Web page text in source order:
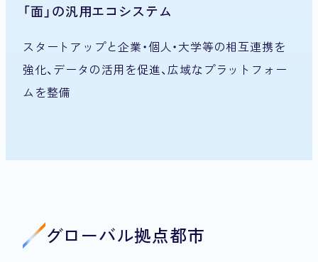
「面」の汎用エコシステム
スタートアップと企業・個人・大学等の相互連携を
強化、データの活用を促進、広域なプラットフォー
ムを整備
グローバル拠点都市